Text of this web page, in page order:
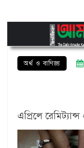
অর্থ ও বাণিজ্য
এপ্রিলে